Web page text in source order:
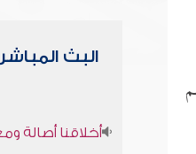
البث المباشر
أخلاقنا أصالة